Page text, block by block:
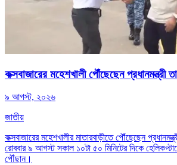
কক্সবাজারের মহেশখালী পৌঁছেছেন প্রধানমন্ত্রী
৯ আগস্ট, ২০২৬
জাতীয়
কক্সবাজারের মহেশখালীর মাতারবাড়ীতে পৌঁছেছেন
রোববার ৯ আগস্ট সকাল ১০টা ৫০ মিনিটের দিকে
পৌঁছান।